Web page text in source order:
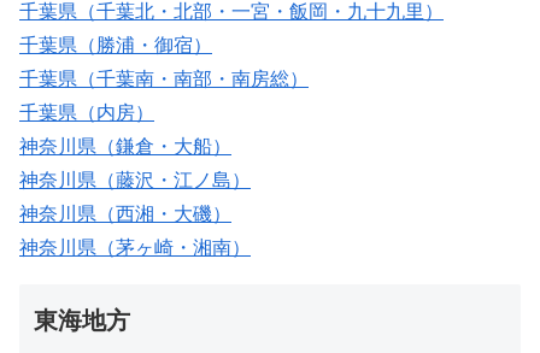
千葉県（千葉北・北部・一宮・飯岡・九十九里）
千葉県（勝浦・御宿）
千葉県（千葉南・南部・南房総）
千葉県（内房）
神奈川県（鎌倉・大船）
神奈川県（藤沢・江ノ島）
神奈川県（西湘・大磯）
神奈川県（茅ヶ崎・湘南）
東海地方